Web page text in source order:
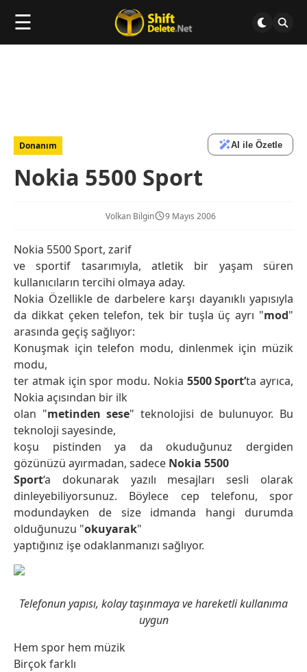
☰
Donanım AI ile Özetle
Nokia 5500 Sport
Volkan Bilgin 9 Mayıs 2006
Nokia 5500 Sport, zarif
ve sportif tasarımıyla, atletik bir yaşam süren
kullanıcıların tercihi olmaya aday.
Nokia Özellikle de darbelere karşı dayanıklı yapısıyla
da dikkat çeken telefon, tek bir tuşla üç ayrı "mod"
arasında geçiş sağlıyor:
Konuşmak için telefon modu, dinlenmek için müzik
modu,
ter atmak için spor modu. Nokia 5500 Sport’ta ayrıca,
Nokia açısından bir ilk
olan "metinden sese" teknolojisi de bulunuyor. Bu
teknoloji sayesinde,
koşu pistinden ya da okuduğunuz dergiden
gözünüzü ayırmadan, sadece Nokia 5500
Sport‘a dokunarak yazılı mesajları sesli olarak
dinleyebiliyorsunuz. Böylece cep telefonu, spor
modundayken de size idmanda hangi durumda
olduğunuzu "okuyarak"
yaptığınız işe odaklanmanızı sağlıyor.
Telefonun yapısı, kolay taşınmaya ve hareketli kullanıma
uygun
Hem spor hem müzik
Birçok farklı